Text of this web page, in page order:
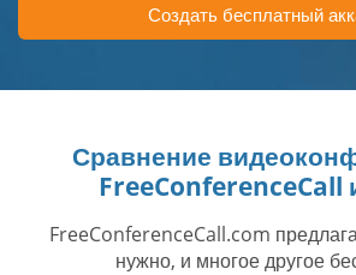
Создать бесплатный
Сравнение
FreeConferenceCall
FreeConferenceCall.com
нужно, и многое другое